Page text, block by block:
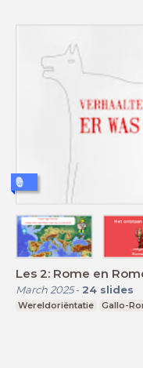
Les 2: Rome en
March 2025- 24 slides
Wereldoriëntatie Gallo-